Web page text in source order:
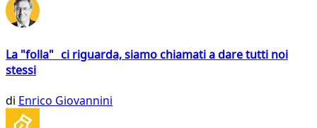
La "folla" ci riguarda, siamo chiamati a dare tutti noi
stessi
di Enrico Giovannini